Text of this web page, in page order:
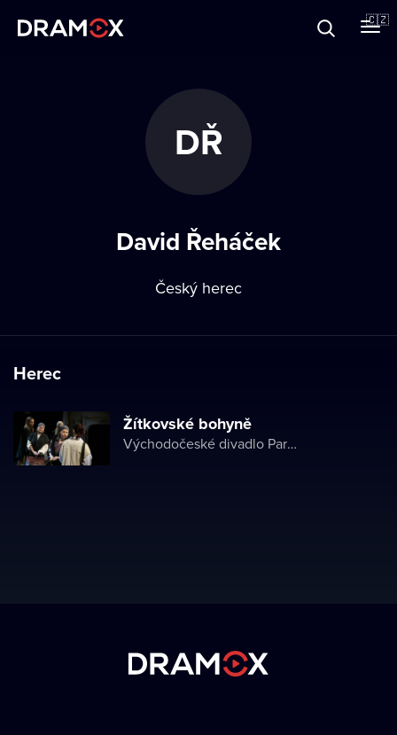
🇨🇿
DŘ
David Řeháček
Český herec
Herec
Žítkovské bohyně
Východočeské divadlo Pardubice